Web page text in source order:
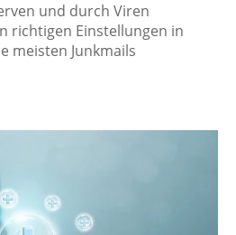
und durch Viren
richtigen Einstellungen in
meisten Junkmails